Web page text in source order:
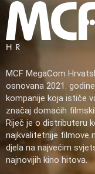
MCF MegaCom
osnovana 2021.
kompanije koja ističe
značaj domaćih
Riječ je o distributeru
najkvalitetnije filmove
djela na najvećim
najnovijih kino hitova.